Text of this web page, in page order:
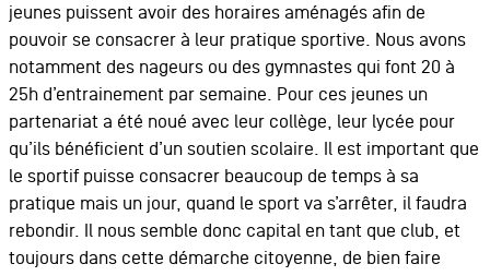
jeunes puissent avoir des horaires aménagés afin de
pouvoir se consacrer à leur pratique sportive. Nous avons
notamment des nageurs ou des gymnastes qui font 20 à
25h d’entrainement par semaine. Pour ces jeunes un
partenariat a été noué avec leur collège, leur lycée pour
qu’ils bénéficient d’un soutien scolaire. Il est important que
le sportif puisse consacrer beaucoup de temps à sa
pratique mais un jour, quand le sport va s’arrêter, il faudra
rebondir. Il nous semble donc capital en tant que club, et
toujours dans cette démarche citoyenne, de bien faire